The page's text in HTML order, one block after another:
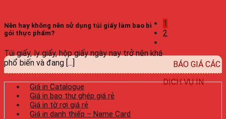
Nên hay không nên sử dụng túi giấy làm bao bì
gói thực phẩm?
Túi giấy, ly giấy, hộp giấy ngày nay trở nên khá
phổ biến và đang [...]
1
2
BÁO GIÁ CÁC
DỊCH VỤ IN
Giá in Catalogue
Giá in bao thư ghép giá rẻ
Giá in tờ rơi giá rẻ
Giá in danh thiếp – Name Card